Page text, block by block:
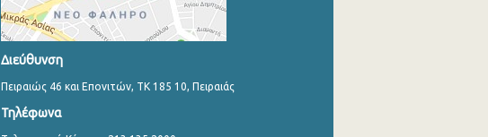
Διεύθυνση
Πειραιώς 46 και Επονιτών, ΤΚ 185 10, Πειραιάς
Τηλέφωνα